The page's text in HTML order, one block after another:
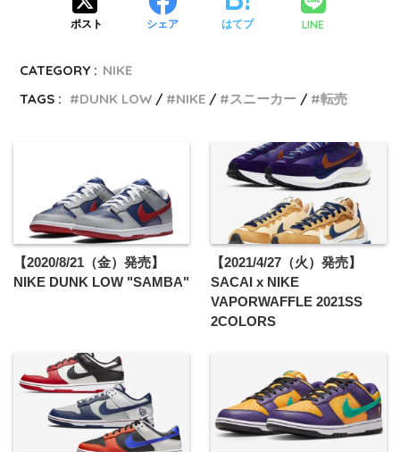
ポスト シェア はてブ LINE
CATEGORY : NIKE
TAGS :
DUNK LOW NIKE スニーカー 転売
【2020/8/21（金）発売】
NIKE DUNK LOW "SAMBA"
【2021/4/27（火）発売】
SACAI x NIKE
VAPORWAFFLE 2021SS
2COLORS